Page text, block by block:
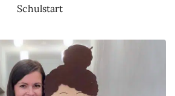
Schulstart